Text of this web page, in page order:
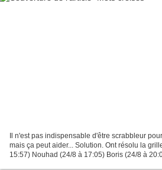
Il n'est pas indispensable d'être scrabbleur
mais ça peut aider... Solution. Ont résolu la
15:57) Nouhad (24/8 à 17:05) Boris (24/8 à